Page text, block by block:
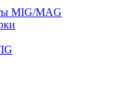
MIG/MAG